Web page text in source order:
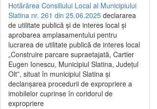
Hotărârea Consiliului Local al Municipiului
Slatina nr. 261 din 25.06.2025 declararea
de utilitate publică și de interes local și
aprobarea amplasamentului pentru
lucrarea de utilitate publică de interes local
„Construire parcare supraetajată, Cartier
Eugen Ionescu, Municipiul Slatina, Județul
Olt”, situat în municipiul Slatina și
declanșarea procedurii de expropriere a
imobilelor cuprinse în coridorul de
expropriere